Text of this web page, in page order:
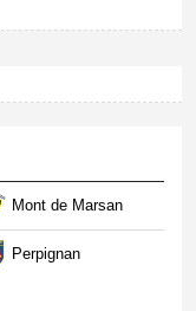
Mont de Marsan
Perpignan